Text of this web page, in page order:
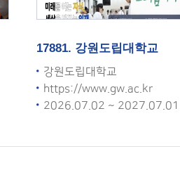
17881. 강원도립대학교
강원도립대학교
https://www.gw.ac.kr
2026.07.02 ~ 2027.07.01